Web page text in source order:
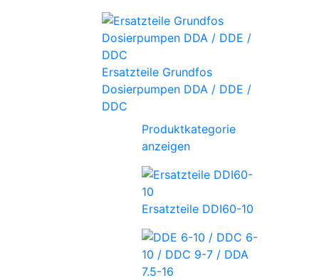
Ersatzteile Grundfos
Dosierpumpen DDA / DDE /
DDC
Produktkategorie
anzeigen
Ersatzteile DDI60-10